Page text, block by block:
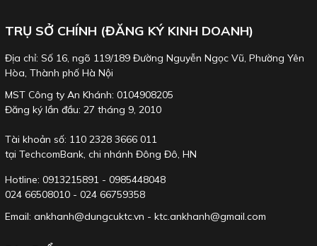
TRỤ SỞ CHÍNH (ĐĂNG KÝ KINH DOANH)
Địa chỉ: Số 16, ngõ 119/189 Đường Nguyễn Ngọc Vũ, Phường Yên
Hòa, Thành phố Hà Nội
MST Công ty An Khánh: 0104908205
Đăng ký lần đầu: 27 tháng 9, 2010
Tài khoản số: 110 2328 3666 011
tại TechcomBank, chi nhánh Đông Đô, HN
Hotline: 0913215891 - 0985448048
024 66508010 - 024 66759358
Email: ankhanh@dungcuktc.vn - ktc.ankhanh@gmail.com